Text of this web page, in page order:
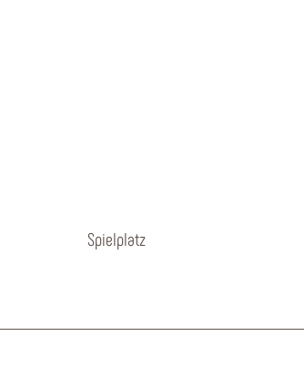
Spielplatz